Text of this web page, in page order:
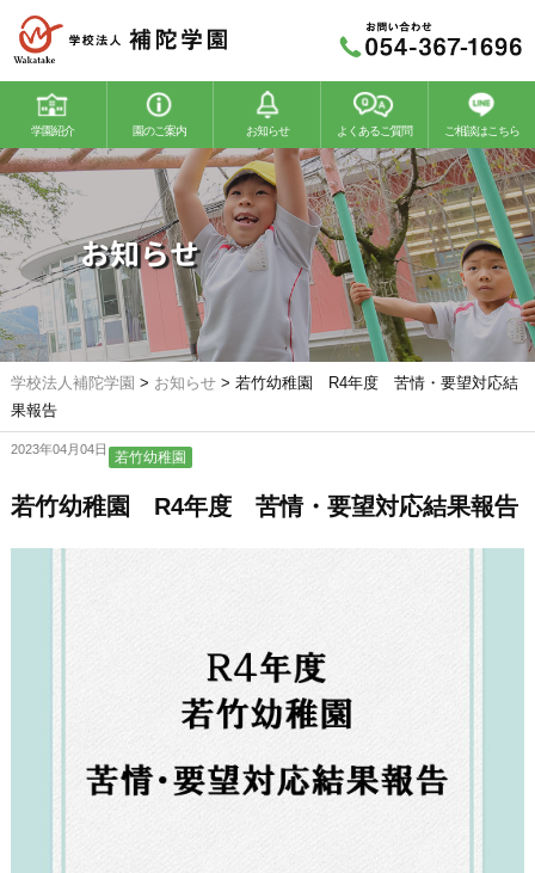
学園紹介 園のご案内
若竹幼稚園 若竹こどもの森
お知らせ よくあるご質問 ご相談はこちら
お知らせ
学校法人補陀学園 > お知らせ> 若竹幼稚園 R4年度 苦情・要望対応結
果報告
2023年04月04日 若竹幼稚園
若竹幼稚園 R4年度 苦情・要望対応結果報告